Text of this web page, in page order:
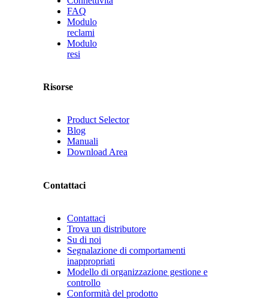
FAQ
Modulo
reclami
Modulo
resi
Risorse
Product Selector
Blog
Manuali
Download Area
Contattaci
Contattaci
Trova un distributore
Su di noi
Segnalazione di comportamenti
inappropriati
Modello di organizzazione gestione e
controllo
Conformità del prodotto